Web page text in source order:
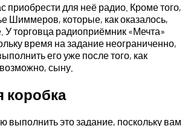
приобрести для неё радио. Кроме того,
Шиммеров, которые, как оказалось,
У торговца радиоприёмник «Мечта»
время на задание неограниченно,
его уже после того, как
сыну.
коробка
выполнить это задание, поскольку вам